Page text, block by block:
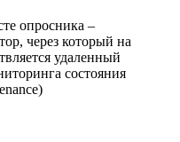
опросника –
через который на
удаленный
состояния